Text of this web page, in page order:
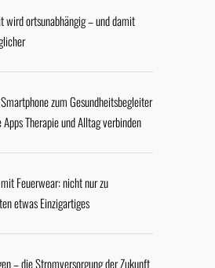
wird ortsunabhängig – und damit
zum Gesundheitsbegleiter
Therapie und Alltag verbinden
Feuerwear: nicht nur zu
etwas Einzigartiges
– die Stromversorgung der Zukunft